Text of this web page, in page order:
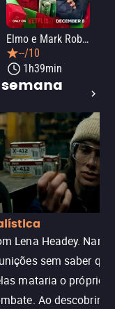
Elmo e Mark Rober na Oficina de Natal
--/10
1h39min
Lena Headey.
sem saber
mataria o próprio
Ao descobrir a